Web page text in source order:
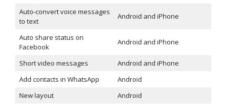
Auto-convert voice messages
to text
Android and iPhone
Auto share status on
Facebook
Android and iPhone
Short video messages
Android and iPhone
Add contacts in WhatsApp
Android
New layout
Android